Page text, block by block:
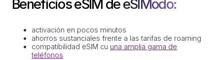
Beneficios eSIM de eSIModo:
activación en pocos minutos
ahorros sustanciales frente a las tarifas de roaming
compatibilidad eSIM cu una amplia gama de
teléfonos